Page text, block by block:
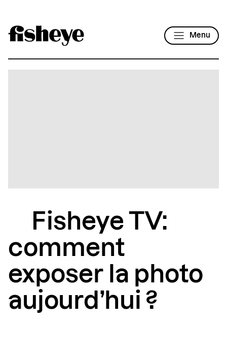
Menu
Fisheye TV:
comment
exposer la photo
aujourd’hui ?